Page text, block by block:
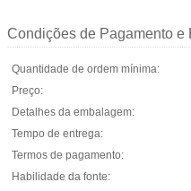
Condições de Pagamento e
Quantidade de ordem mínima:
Preço:
Detalhes da embalagem:
Tempo de entrega:
Termos de pagamento:
Habilidade da fonte: